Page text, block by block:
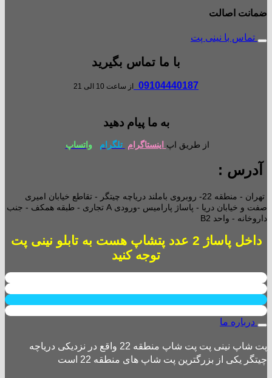
ضمانت اصالت
تماس با نینی پت
با ما تماس بگیرید
09104440187 از ساعت 10 الی 21
به ما پیام دهید
از طریق اپ اینستاگرام تلگرام واتساپ
آدرس :
تهران - منطقه 22- روبروی باملند دریاچه چیتگر - تقاطع خیابان امیری
صفت و خیابان دریا - پاساژ پارامیس -ورودی A تجاری -
طبقه همکف - جنب
داروخانه - واحد B2
داخل پاساژ 2 عدد پتشاپ هست به تابلو نینی پت
توجه کنید
درباره ما
پت شاپ نینی پت پت شاپ منطقه 22 واقع در نزدیکی دریاچه
چیتگر یکی از بزرگترین پت شاپ های منطقه 22 است